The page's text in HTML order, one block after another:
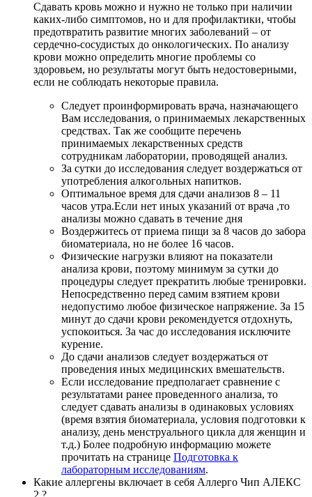
Сдавать кровь можно и нужно не только при наличии
каких-либо симптомов, но и для профилактики, чтобы
предотвратить развитие многих заболеваний – от
сердечно-сосудистых до онкологических. По анализу
крови можно определить многие проблемы со
здоровьем, но результаты могут быть недостоверными,
если не соблюдать некоторые правила.
Следует проинформировать врача, назначающего
Вам исследования, о принимаемых лекарственных
средствах. Так же сообщите перечень
принимаемых лекарственных средств
сотрудникам лаборатории, проводящей анализ.
За сутки до исследования следует воздержаться от
употребления алкогольных напитков.
Оптимальное время для сдачи анализов 8 – 11
часов утра.Если нет иных указаний от врача ,то
анализы можно сдавать в течение дня
Воздержитесь от приема пищи за 8 часов до забора
биоматериала, но не более 16 часов.
Физические нагрузки влияют на показатели
анализа крови, поэтому минимум за сутки до
процедуры следует прекратить любые тренировки.
Непосредственно перед самим взятием крови
недопустимо любое физическое напряжение. За 15
минут до сдачи крови рекомендуется отдохнуть,
успокоиться. За час до исследования исключите
курение.
До сдачи анализов следует воздержаться от
проведения иных медицинских вмешательств.
Если исследование предполагает сравнение с
результатами ранее проведенного анализа, то
следует сдавать анализы в одинаковых условиях
(время взятия биоматериала, условия подготовки к
анализу, день менструального цикла для женщин и
т.д.) Более подробную информацию можете
прочитать на странице Подготовка к
лабораторным исследованиям.
Какие аллергены включает в себя Аллерго Чип АЛЕКС